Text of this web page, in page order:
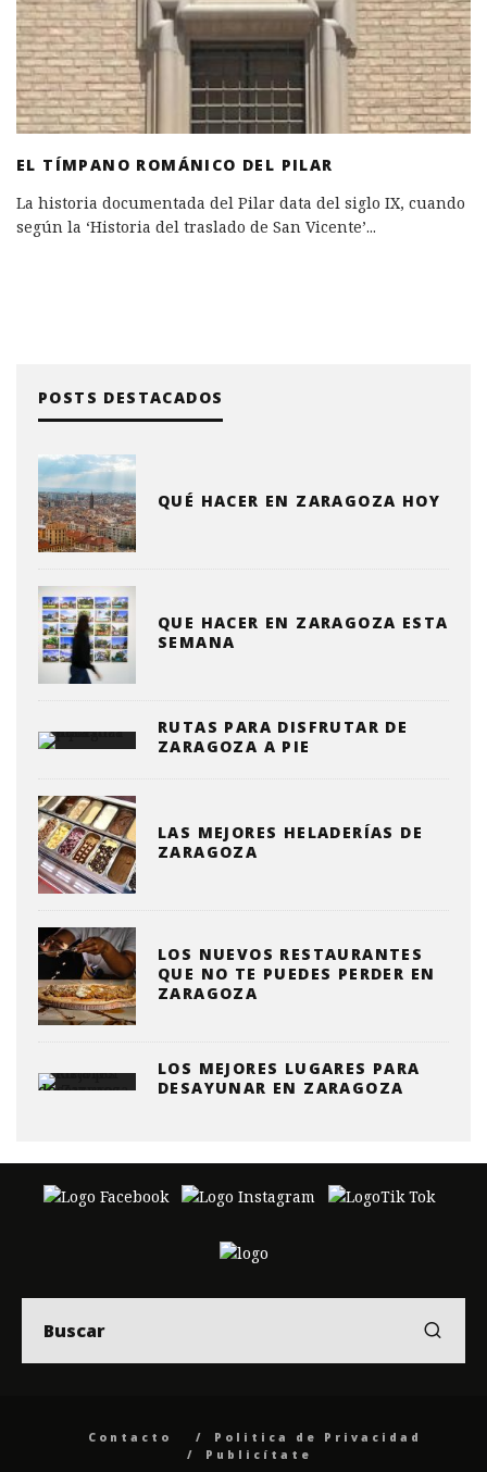
EL TÍMPANO ROMÁNICO DEL PILAR
La historia documentada del Pilar data del siglo IX, cuando
según la ‘Historia del traslado de San Vicente’...
POSTS DESTACADOS
QUÉ HACER EN ZARAGOZA HOY
QUE HACER EN ZARAGOZA ESTA
SEMANA
RUTAS PARA DISFRUTAR DE
ZARAGOZA A PIE
LAS MEJORES HELADERÍAS DE
ZARAGOZA
LOS NUEVOS RESTAURANTES
QUE NO TE PUEDES PERDER EN
ZARAGOZA
LOS MEJORES LUGARES PARA
DESAYUNAR EN ZARAGOZA
Contacto
Politica de Privacidad
Publicítate